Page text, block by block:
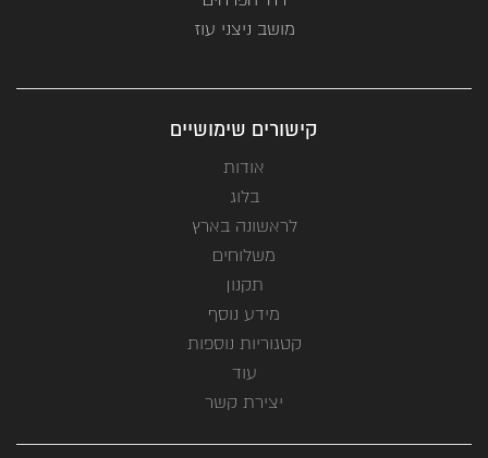
מושב ניצני עוז
קישורים שימושיים
אודות
בלוג
לראשונה בארץ
משלוחים
תקנון
מידע נוסף
קטגוריות נוספות
עוד
יצירת קשר